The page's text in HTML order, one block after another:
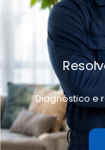
Diagnóstico e